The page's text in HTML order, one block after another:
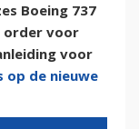
Boeing 737
order voor
voor
op de nieuwe